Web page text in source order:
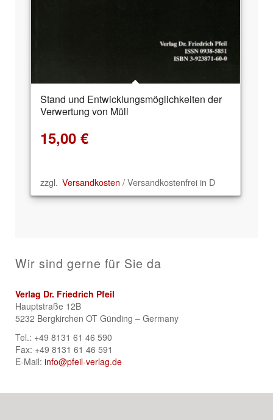
Stand und Entwicklungsmöglichkeiten der
Verwertung von Müll
15,00 €
zzgl. Versandkosten / Versandkostenfrei in D
Wir sind gerne für Sie da
Verlag Dr. Friedrich Pfeil
Hauptstraße 12B
5232 Bergkirchen OT Günding – Germany
Tel.: +49 8131 61 46 590
Fax: +49 8131 61 46 591
E-Mail: info@pfeil-verlag.de